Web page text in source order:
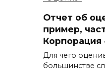
Отчет об
пример,
Корпорация
Для чего
большинстве